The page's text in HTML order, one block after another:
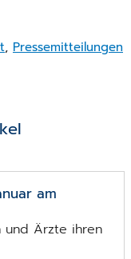
, Pressemitteilungen
am
und Ärzte ihren